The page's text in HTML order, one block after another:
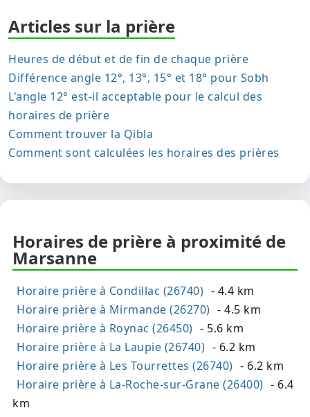
Articles sur la prière
Heures de début et de fin de chaque prière
Différence angle 12°, 13°, 15° et 18° pour Sobh
L'angle 12° est-il acceptable pour le calcul des
horaires de prière
Comment trouver la Qibla
Comment sont calculées les horaires des prières
Horaires de prière à proximité de
Marsanne
Horaire prière à Condillac (26740) - 4.4 km
Horaire prière à Mirmande (26270) - 4.5 km
Horaire prière à Roynac (26450) - 5.6 km
Horaire prière à La Laupie (26740) - 6.2 km
Horaire prière à Les Tourrettes (26740) - 6.2 km
Horaire prière à La-Roche-sur-Grane (26400) - 6.4
km